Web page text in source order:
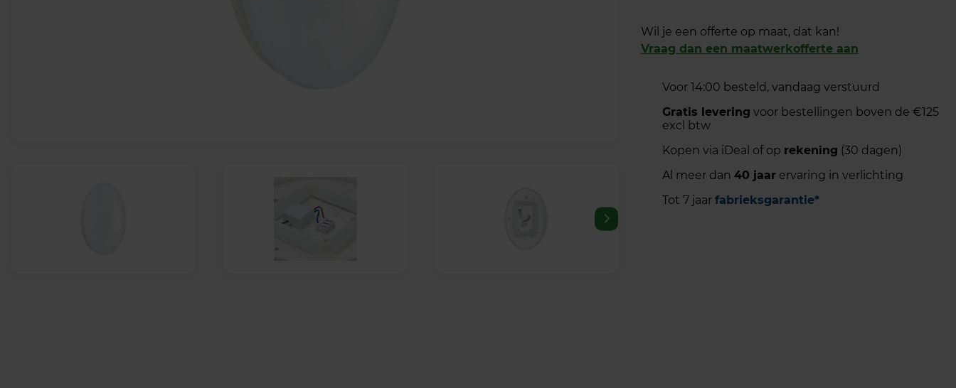
Wil je een offerte op maat, dat kan!
Vraag dan een maatwerkofferte aan
Voor 14:00 besteld, vandaag verstuurd
Gratis levering voor bestellingen boven de €125
excl btw
Kopen via iDeal of op rekening (30 dagen)
Al meer dan 40 jaarervaring in verlichting
Tot 7 jaar fabrieksgarantie*